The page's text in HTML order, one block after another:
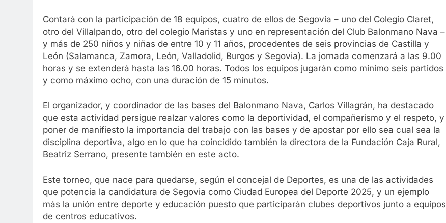
Contará con la participación de 18 equipos, cuatro de ellos de Segovia – uno del Colegio Claret,
otro del Villalpando, otro del colegio Maristas y uno en representación del Club Balonmano Nava –
y más de 250 niños y niñas de entre 10 y 11 años, procedentes de seis provincias de Castilla y
León (Salamanca, Zamora, León, Valladolid, Burgos y Segovia). La jornada comenzará a las 9.00
horas y se extenderá hasta las 16.00 horas. Todos los equipos jugarán como mínimo seis partidos
y como máximo ocho, con una duración de 15 minutos.
El organizador, y coordinador de las bases del Balonmano Nava, Carlos Villagrán, ha destacado
que esta actividad persigue realzar valores como la deportividad, el compañerismo y el respeto, y
poner de manifiesto la importancia del trabajo con las bases y de apostar por ello sea cual sea la
disciplina deportiva, algo en lo que ha coincidido también la directora de la Fundación Caja Rural,
Beatriz Serrano, presente también en este acto.
Este torneo, que nace para quedarse, según el concejal de Deportes, es una de las actividades
que potencia la candidatura de Segovia como Ciudad Europea del Deporte 2025, y un ejemplo
más la unión entre deporte y educación puesto que participarán clubes deportivos junto a equipos
de centros educativos.